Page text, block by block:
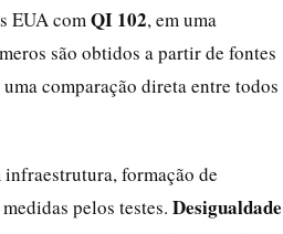
EUA comQI 102, em uma
são obtidos a partir de fontes
comparação direta entre todos
formação de
pelos testes. Desigualdade